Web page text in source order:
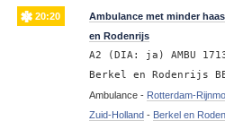
20:20
Ambulance met minder
en Rodenrijs
A2 (DIA: ja) AMBU
Berkel en Rodenrijs
Ambulance - Rotterdam-
Zuid-Holland- Berkel en